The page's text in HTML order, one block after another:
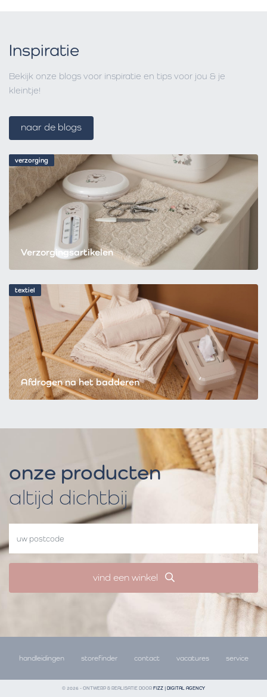
verzorging
Verzorgingsartikelen
textiel
Afdrogen na het badderen
Inspiratie
Bekijk onze blogs voor inspiratie en tips voor jou & je
kleintje!
naar de blogs
onze producten
altijd dichtbij
vind een winkel
handleidingen storefinder contact vacatures service
© 2026 - ONTWERP & REALISATIE DOOR FIZZ | DIGITAL AGENCY